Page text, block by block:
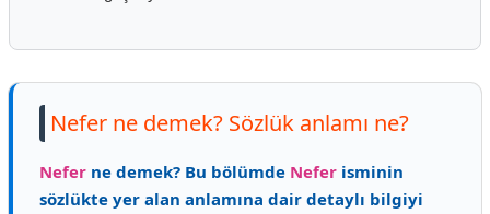
Nefer ne demek? Sözlük anlamı ne?
Nefer ne demek? Bu bölümde Nefer isminin
sözlükte yer alan anlamına dair detaylı bilgiyi